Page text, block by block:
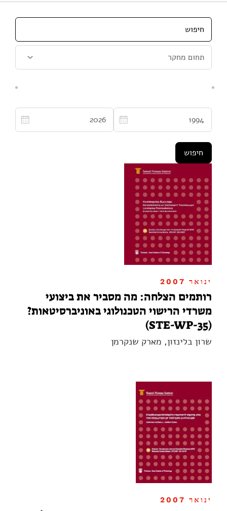
ינואר 2007
רותמים הצלחה: מה מסביר את ביצועי
משרדי הרישוי הטכנולוגי באוניברסיטאות?
(STE-WP-35)
שרון בלינזון, מארק שנקרמן
ינואר 2007